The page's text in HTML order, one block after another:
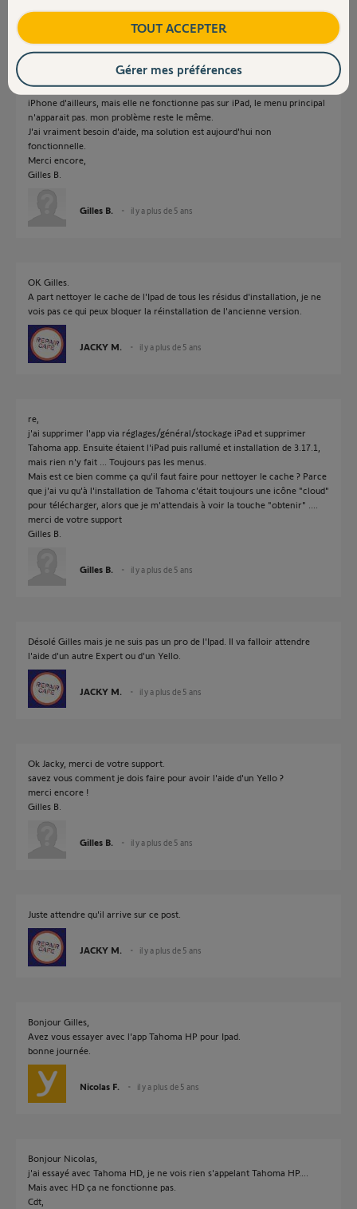
merci pour ce conseil.
Malheureusement j'ai aussi fait l'essai avec celle ci, qui est plus dédié
iPhone d'ailleurs, mais elle ne fonctionne pas sur iPad, le menu principal
n'apparait pas. mon problème reste le même.
J'ai vraiment besoin d'aide, ma solution est aujourd'hui non
fonctionnelle.
Merci encore,
Gilles B.
Gilles B. il y a plus de 5 ans
OK Gilles.
A part nettoyer le cache de l'Ipad de tous les résidus d'installation, je ne
vois pas ce qui peux bloquer la réinstallation de l'ancienne version.
JACKY M. il y a plus de 5 ans
re,
j'ai supprimer l'app via réglages/général/stockage iPad et supprimer
Tahoma app. Ensuite étaient l'iPad puis rallumé et installation de 3.17.1,
mais rien n'y fait ... Toujours pas les menus.
Mais est ce bien comme ça qu'il faut faire pour nettoyer le cache ? Parce
que j'ai vu qu'à l'installation de Tahoma c'était toujours une icône "cloud"
pour télécharger, alors que je m'attendais à voir la touche "obtenir" ....
merci de votre support
Gilles B.
Gilles B. il y a plus de 5 ans
Désolé Gilles mais je ne suis pas un pro de l'Ipad. Il va falloir attendre
l'aide d'un autre Expert ou d'un Yello.
JACKY M. il y a plus de 5 ans
Ok Jacky, merci de votre support.
savez vous comment je dois faire pour avoir l'aide d'un Yello ?
merci encore !
Gilles B.
Gilles B. il y a plus de 5 ans
Juste attendre qu'il arrive sur ce post.
JACKY M. il y a plus de 5 ans
Bonjour Gilles,
Avez vous essayer avec l'app Tahoma HP pour Ipad.
bonne journée.
Nicolas F. il y a plus de 5 ans
Bonjour Nicolas,
j'ai essayé avec Tahoma HD, je ne vois rien s'appelant Tahoma HP....
Mais avec HD ça ne fonctionne pas.
Cdt,
TOUT ACCEPTER
Gérer mes préférences